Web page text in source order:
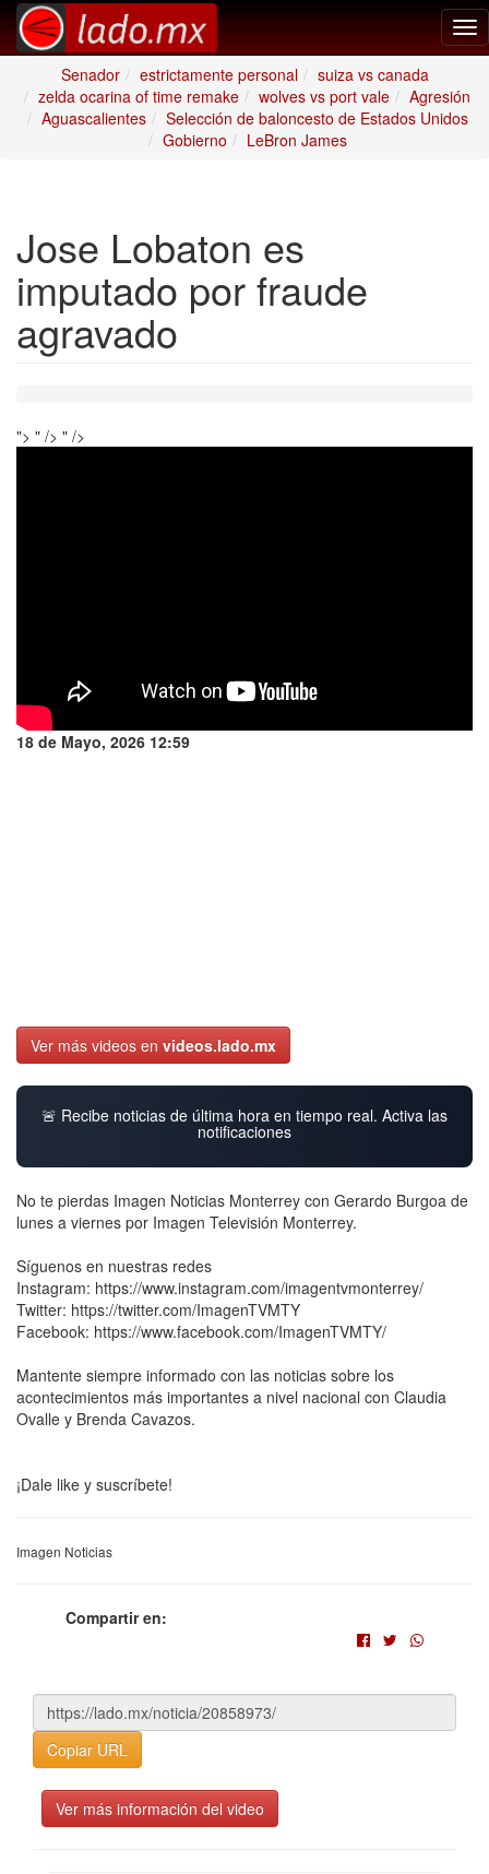
Senador
estrictamente personal
suiza vs canada
zelda ocarina of time remake
wolves vs port vale
Agresión
Aguascalientes
Selección de baloncesto de Estados Unidos
Gobierno
LeBron James
Jose Lobaton es
imputado por fraude
agravado
"> " /> " />
18 de Mayo, 2026 12:59
Ver más videos en videos.lado.mx
🚨 Recibe noticias de última hora en tiempo real. Activa las
notificaciones
No te pierdas Imagen Noticias Monterrey con Gerardo Burgoa de
lunes a viernes por Imagen Televisión Monterrey.
Síguenos en nuestras redes
Instagram: https://www.instagram.com/imagentvmonterrey/
Twitter: https://twitter.com/ImagenTVMTY
Facebook: https://www.facebook.com/ImagenTVMTY/
Mantente siempre informado con las noticias sobre los
acontecimientos más importantes a nivel nacional con Claudia
Ovalle y Brenda Cavazos.
¡Dale like y suscríbete!
Imagen Noticias
Compartir en:
Copiar URL
Ver más información del video